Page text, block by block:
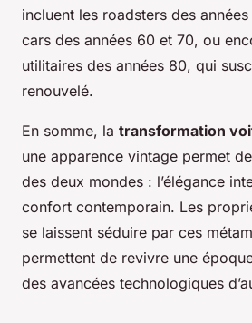
incluent les roadsters des
cars des années 60 et 70, ou
utilitaires des années 80, qui
renouvelé.
En somme, la transformation
une apparence vintage permet
des deux mondes : l’élégance
confort contemporain. Les
se laissent séduire par ces
permettent de revivre une
des avancées technologiques